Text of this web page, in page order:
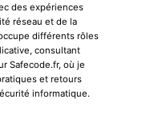
des expériences
réseau et de la
différents rôles
consultant
Safecode.fr, où je
et retours
informatique.